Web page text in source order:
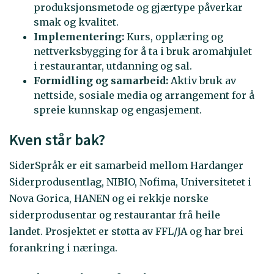
produksjonsmetode og gjærtype påverkar
smak og kvalitet.
Implementering: Kurs, opplæring og
nettverksbygging for å ta i bruk aromahjulet
i restaurantar, utdanning og sal.
Formidling og samarbeid: Aktiv bruk av
nettside, sosiale media og arrangement for å
spreie kunnskap og engasjement.
Kven står bak?
SiderSpråk er eit samarbeid mellom Hardanger
Siderprodusentlag, NIBIO, Nofima, Universitetet i
Nova Gorica, HANEN og ei rekkje norske
siderprodusentar og restaurantar frå heile
landet. Prosjektet er støtta av FFL/JA og har brei
forankring i næringa.